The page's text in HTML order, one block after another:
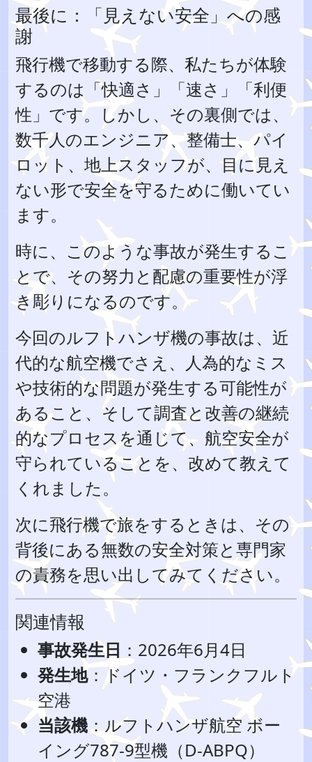
最後に：「見えない安全」への感
謝
飛行機で移動する際、私たちが体験
するのは「快適さ」「速さ」「利便
性」です。しかし、その裏側では、
数千人のエンジニア、整備士、パイ
ロット、地上スタッフが、目に見え
ない形で安全を守るために働いてい
ます。
時に、このような事故が発生するこ
とで、その努力と配慮の重要性が浮
き彫りになるのです。
今回のルフトハンザ機の事故は、近
代的な航空機でさえ、人為的なミス
や技術的な問題が発生する可能性が
あること、そして調査と改善の継続
的なプロセスを通じて、航空安全が
守られていることを、改めて教えて
くれました。
次に飛行機で旅をするときは、その
背後にある無数の安全対策と専門家
の責務を思い出してみてください。
関連情報
事故発生日 ：2026年6月4日
発生地：ドイツ・フランクフルト
空港
当該機 ：ルフトハンザ航空 ボー
イング787-9型機（D-ABPQ）